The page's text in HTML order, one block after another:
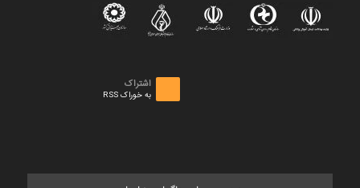
اشتراک
به خوراک RSS